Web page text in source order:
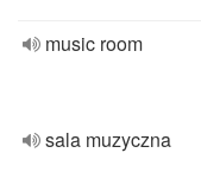
music room
sala muzyczna